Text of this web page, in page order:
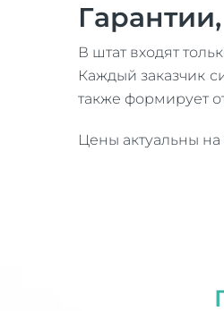
В штат входят
Каждый заказчик
также формирует
Цены актуальны на